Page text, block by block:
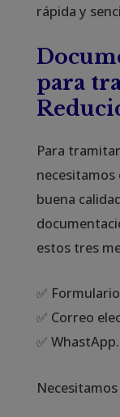
rápida y
para
Para
buena
estos tres
✅
✅ Correo
✅ WhastApp.